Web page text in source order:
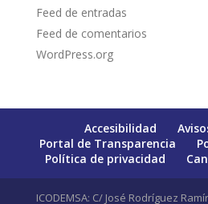
Feed de entradas
Feed de comentarios
WordPress.org
Accesibilidad
Portal de Transparencia
Política de privacidad
ICODEMSA: C/ José Rodríguez